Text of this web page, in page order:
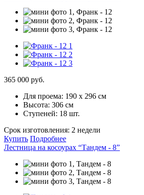
365 000 руб.
Для проема: 190 х 296 см
Высота: 306 см
Ступеней: 18 шт.
Срок изготовления: 2 недели
Купить Подробнее
Лестница на косоурах “Тандем - 8”